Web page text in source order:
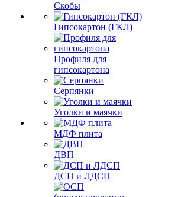
Скобы
Гипсокартон (ГКЛ)
Профиля для
гипсокартона
Серпянки
Уголки и маячки
МДФ плита
ДВП
ДСП и ЛДСП